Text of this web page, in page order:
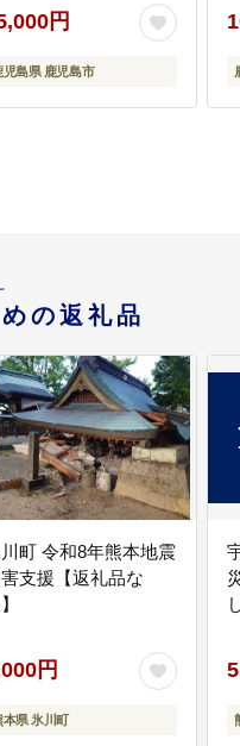
円
児島県 鹿児島市
の返礼品
町 令和8年熊本地震
支援【返礼品な
円
本県 氷川町